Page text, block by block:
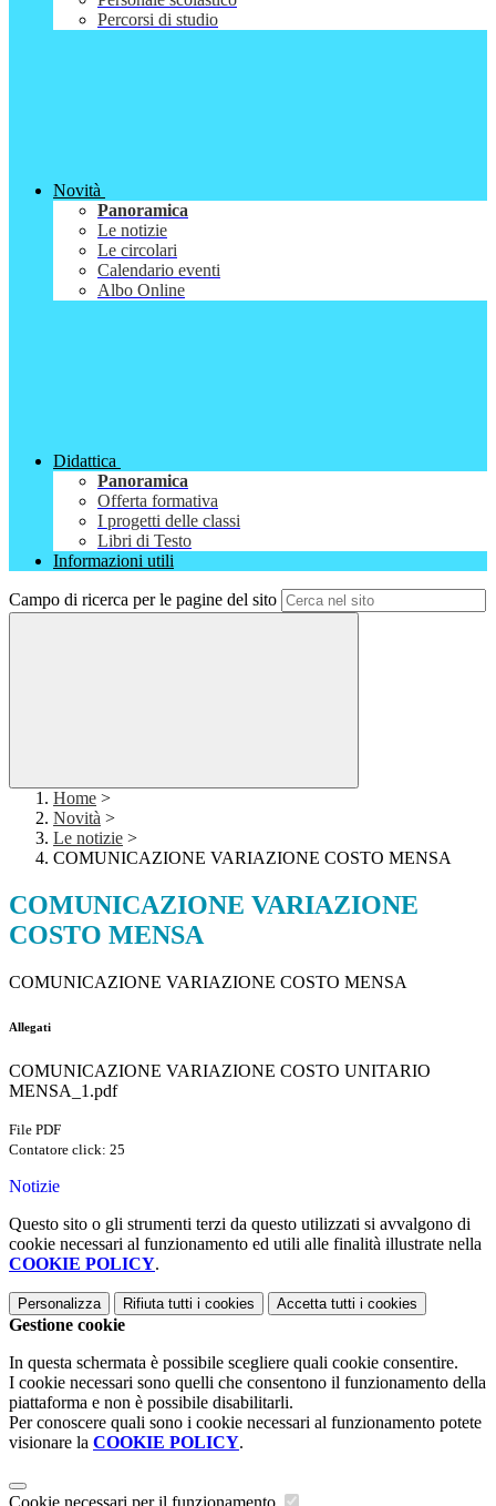
Percorsi di studio
Novità
Panoramica
Le notizie
Le circolari
Calendario eventi
Albo Online
Didattica
Panoramica
Offerta formativa
I progetti delle classi
Libri di Testo
Informazioni utili
Campo di ricerca per le pagine del sito
Home >
Novità >
Le notizie >
COMUNICAZIONE VARIAZIONE COSTO MENSA
COMUNICAZIONE VARIAZIONE
COSTO MENSA
COMUNICAZIONE VARIAZIONE COSTO MENSA
Allegati
COMUNICAZIONE VARIAZIONE COSTO UNITARIO
MENSA_1.pdf
File PDF
Contatore click: 25
Notizie
Questo sito o gli strumenti terzi da questo utilizzati si avvalgono di
cookie necessari al funzionamento ed utili alle finalità illustrate nella
COOKIE POLICY.
Personalizza Rifiuta tutti i cookies Accetta tutti i cookies
Gestione cookie
In questa schermata è possibile scegliere quali cookie consentire.
I cookie necessari sono quelli che consentono il funzionamento della
piattaforma e non è possibile disabilitarli.
Per conoscere quali sono i cookie necessari al funzionamento potete
visionare la COOKIE POLICY.
Cookie necessari per il funzionamento